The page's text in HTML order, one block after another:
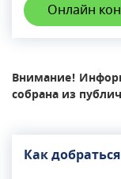
Онлайн
Внимание!
собрана из
Как